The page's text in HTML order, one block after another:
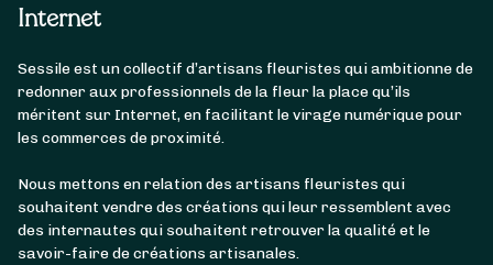
Internet
Sessile est un collectif d’artisans fleuristes qui ambitionne de
redonner aux professionnels de la fleur la place qu’ils
méritent sur Internet, en facilitant le virage numérique pour
les commerces de proximité.
Nous mettons en relation des artisans fleuristes qui
souhaitent vendre des créations qui leur ressemblent avec
des internautes qui souhaitent retrouver la qualité et le
savoir-faire de créations artisanales.